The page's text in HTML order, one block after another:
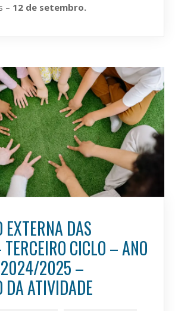
– 12 de setembro.
EXTERNA DAS
CICLO – ANO
2024/2025 –
DA ATIVIDADE